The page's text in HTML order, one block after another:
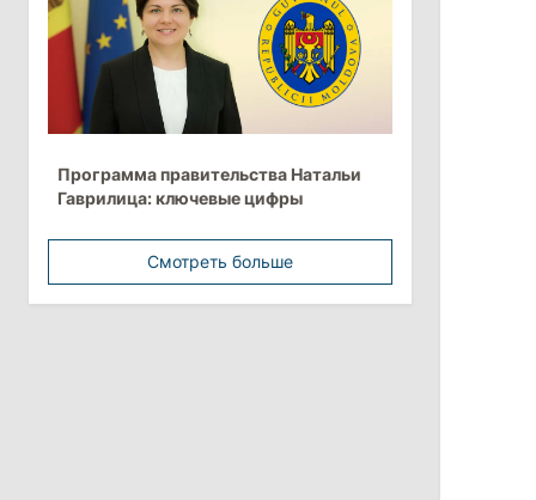
4 августа 2026
15:15
Экономика
европейских стран с самой низкой
минимальной зарплатой
Политика
Анна Ревенко уходит с поста главы
Программа правительства Натальи
Гаврилица: ключевые цифры
Смотреть больше